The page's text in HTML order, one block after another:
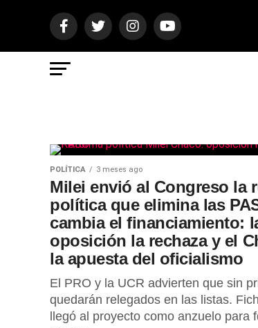
POLÍTICA 3 meses ago
Milei envió al Congreso la
política que elimina las
cambia el financiamiento:
oposición la rechaza y el
la apuesta del oficialismo
El PRO y la UCR advierten que sin
quedarán relegados en las listas.
llegó al proyecto como anzuelo para